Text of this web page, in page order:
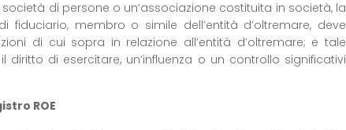
di persone o un’associazione costituita in società, la
fiduciario, membro o simile dell’entità d’oltremare, deve
di cui sopra in relazione all’entità d’oltremare; e tale
di esercitare, un’influenza o un controllo significativi
ROE